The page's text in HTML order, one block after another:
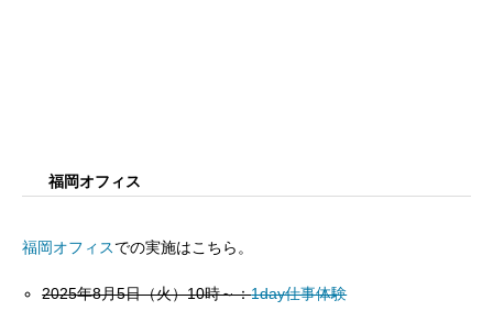
福岡オフィス
福岡オフィスでの実施はこちら。
2025年8月5日（火）10時～：1day仕事体験